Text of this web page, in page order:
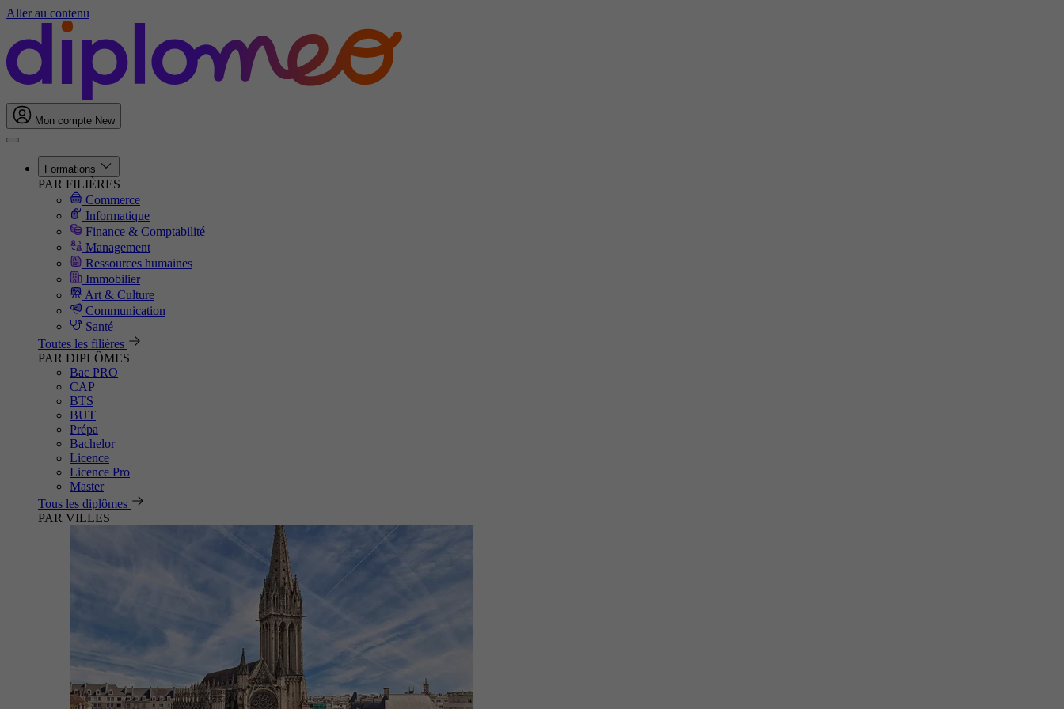
Aller au contenu
Mon compte New
Formations
PAR FILIÈRES
Commerce
Informatique
Finance & Comptabilité
Management
Ressources humaines
Immobilier
Art & Culture
Communication
Santé
Toutes les filières
PAR DIPLÔMES
Bac PRO
CAP
BTS
BUT
Prépa
Bachelor
Licence
Licence Pro
Master
Tous les diplômes
PAR VILLES